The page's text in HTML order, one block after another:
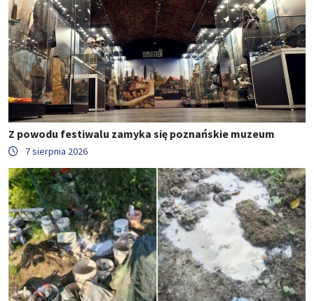
Z powodu festiwalu zamyka się poznańskie muzeum
7 sierpnia 2026